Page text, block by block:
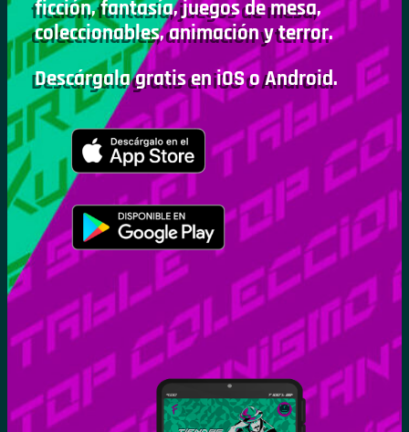
ficción, fantasía, juegos de mesa,
coleccionables, animación y terror.
Descárgala gratis en iOS o Android.